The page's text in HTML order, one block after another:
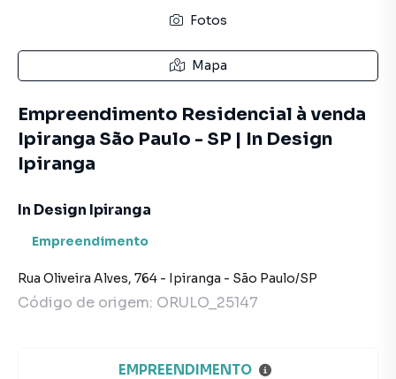
Fotos
Mapa
Empreendimento Residencial à venda
Ipiranga São Paulo - SP | In Design
Ipiranga
In Design Ipiranga
Empreendimento
Rua Oliveira Alves, 764 - Ipiranga - São Paulo/SP
Código de origem: ORULO_25147
EMPREENDIMENTO